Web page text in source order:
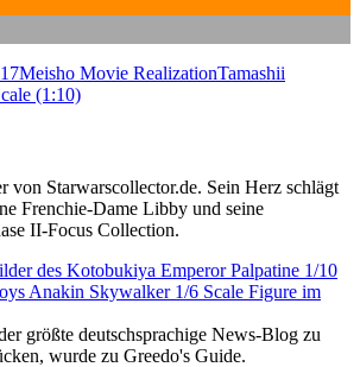
Meisho Movie RealizationTamashii
(1:10)
von Starwarscollector.de. Sein Herz schlägt
Frenchie-Dame Libby und seine
II-Focus Collection.
des Kotobukiya Emperor Palpatine 1/10
Anakin Skywalker 1/6 Scale Figure im
größte deutschsprachige News-Blog zu
wurde zu Greedo's Guide.